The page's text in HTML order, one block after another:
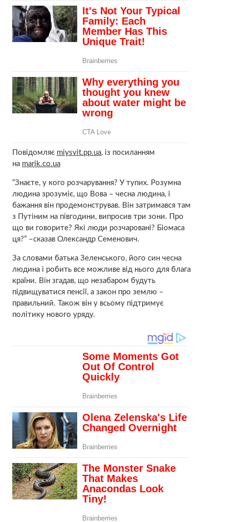
Повідомляє miysvit.pp.ua, із посиланням
на marik.co.ua
“Знаєте, у кого розчарування? У тупих. Розумна
людина зрозуміє, що Вова – чесна людина, і
бажання він продемонстрував. Він затримався там
з Путіним на півгодини, випросив три зони. Про
що ви говорите? Які люди розчаровані? Біомаса
ця?” –сказав Олександр Семенович.
За словами батька Зеленського, його син чесна
людина і робить все можливе від нього для блага
країни. Він згадав, що незабаром будуть
підвищуватися пенсії, а закон про землю –
правильний. Також він у всьому підтримує
політику нового уряду.